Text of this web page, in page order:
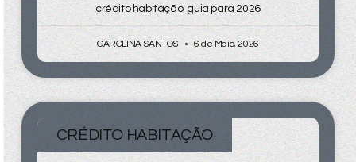
crédito habitação: guia para 2026
CAROLINA SANTOS 6 de Maio, 2026
CRÉDITO HABITAÇÃO